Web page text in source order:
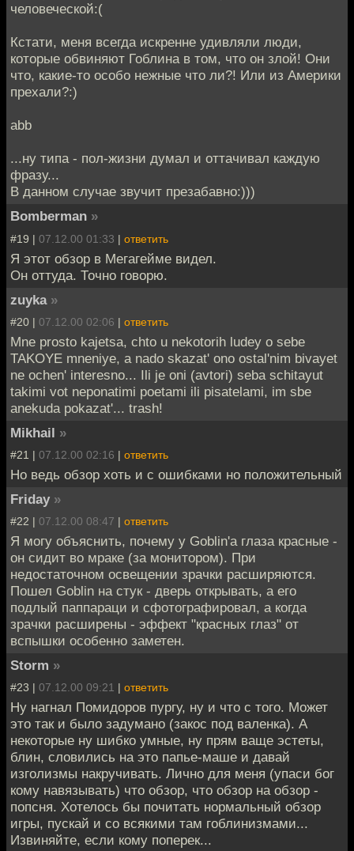
человеческой:(
Кстати, меня всегда искренне удивляли люди,
которые обвиняют Гоблина в том, что он злой! Они
что, какие-то особо нежные что ли?! Или из Америки
прехали?:)
abb
...ну типа - пол-жизни думал и оттачивал каждую
фразу...
В данном случае звучит презабавно:)))
Bomberman »
#19 | 07.12.00 01:33 | ответить
Я этот обзор в Мегагейме видел.
Он оттуда. Точно говорю.
zuyka »
#20 | 07.12.00 02:06 | ответить
Mne prosto kajetsa, chto u nekotorih ludey o sebe
TAKOYE mneniye, a nado skazat' ono ostal'nim bivayet
ne ochen' interesno... Ili je oni (avtori) seba schitayut
takimi vot neponatimi poetami ili pisatelami, im sbe
anekuda pokazat'... trash!
Mikhail »
#21 | 07.12.00 02:16 | ответить
Но ведь обзор хоть и с ошибками но положительный
Friday »
#22 | 07.12.00 08:47 | ответить
Я могу объяснить, почему у Goblin'а глаза красные -
он сидит во мраке (за монитором). При
недостаточном освещении зрачки расширяются.
Пошел Goblin на стук - дверь открывать, а его
подлый паппараци и сфотографировал, а когда
зрачки расширены - эффект "красных глаз" от
вспышки особенно заметен.
Storm »
#23 | 07.12.00 09:21 | ответить
Ну нагнал Помидоров пургу, ну и что с того. Может
это так и было задумано (закос под валенка). А
некоторые ну шибко умные, ну прям ваще эстеты,
блин, словились на это папье-маше и давай
изголизмы накручивать. Лично для меня (упаси бог
кому навязывать) что обзор, что обзор на обзор -
попсня. Хотелось бы почитать нормальный обзор
игры, пускай и со всякими там гоблинизмами...
Извиняйте, если кому поперек...